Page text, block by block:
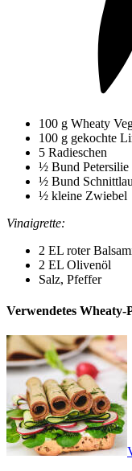
100 g Wheaty
100 g gekochte
5 Radieschen
½ Bund Petersilie
½ Bund
½ kleine Zwiebel
Vinaigrette:
2 EL roter
2 EL Olivenöl
Salz, Pfeffer
Verwendetes